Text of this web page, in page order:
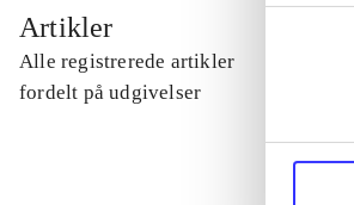
Artikler
Alle registrerede artikler
fordelt på udgivelser